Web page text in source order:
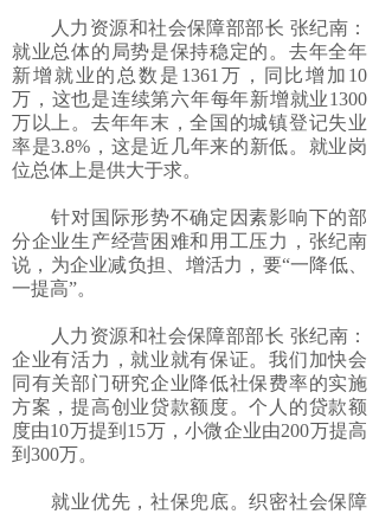
人力资源和社会保障部部长 张纪南：
就业总体的局势是保持稳定的。去年全年
新增就业的总数是1361万，同比增加10
万，这也是连续第六年每年新增就业1300
万以上。去年年末，全国的城镇登记失业
率是3.8%，这是近几年来的新低。就业岗
位总体上是供大于求。
针对国际形势不确定因素影响下的部
分企业生产经营困难和用工压力，张纪南
说，为企业减负担、增活力，要“一降低、
一提高”。
人力资源和社会保障部部长 张纪南：
企业有活力，就业就有保证。我们加快会
同有关部门研究企业降低社保费率的实施
方案，提高创业贷款额度。个人的贷款额
度由10万提到15万，小微企业由200万提高
到300万。
就业优先，社保兜底。织密社会保障